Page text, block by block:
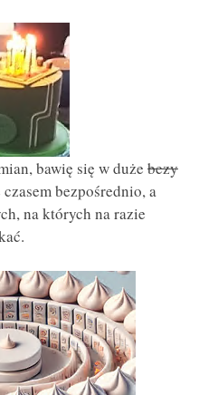
bawię się w duże bezy
bezpośrednio, a
na których na razie